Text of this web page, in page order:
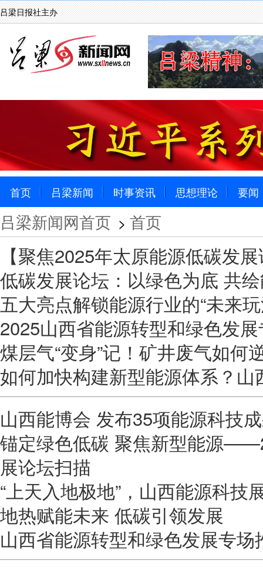
吕梁日报社主办
首页 吕梁新闻 时事资讯 思想理论 要闻
吕梁新闻网首页 > 首页
【聚焦2025年太原能源低碳发
低碳发展论坛：以绿色为底 共
五大亮点解锁能源行业的“未来
2025山西省能源转型和绿色发
煤层气“变身”记！矿井废气如何
如何加快构建新型能源体系？山
山西能博会 发布35项能源科技
锚定绿色低碳 聚焦新型能源
展论坛扫描
“上天入地极地”，山西能源科技
地热赋能未来 低碳引领发展
山西省能源转型和绿色发展专场